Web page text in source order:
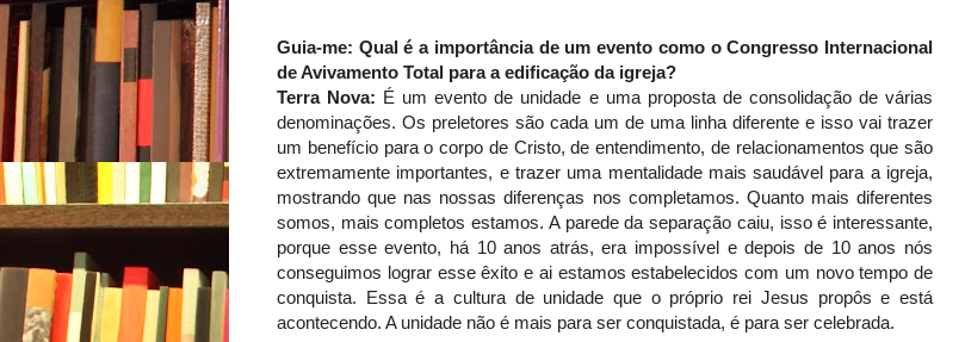
Guia-me: Qual é a importância de um evento como o Congresso Internacional
de Avivamento Total para a edificação da igreja?
Terra Nova: É um evento de unidade e uma proposta de consolidação de várias
denominações. Os preletores são cada um de uma linha diferente e isso vai trazer
um benefício para o corpo de Cristo, de entendimento, de relacionamentos que são
extremamente importantes, e trazer uma mentalidade mais saudável para a igreja,
mostrando que nas nossas diferenças nos completamos. Quanto mais diferentes
somos, mais completos estamos. A parede da separação caiu, isso é interessante,
porque esse evento, há 10 anos atrás, era impossível e depois de 10 anos nós
conseguimos lograr esse êxito e ai estamos estabelecidos com um novo tempo de
conquista. Essa é a cultura de unidade que o próprio rei Jesus propôs e está
acontecendo. A unidade não é mais para ser conquistada, é para ser celebrada.